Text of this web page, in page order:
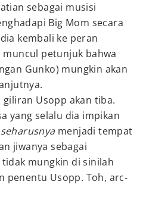
sebagai musisi
Big Mom secara
kembali ke peran
petunjuk bahwa
Gunko) mungkin akan
Usopp akan tiba.
yang selalu dia impikan
seharusnyamenjadi tempat
jiwanya sebagai
mungkin di sinilah
penentu Usopp. Toh, arc-